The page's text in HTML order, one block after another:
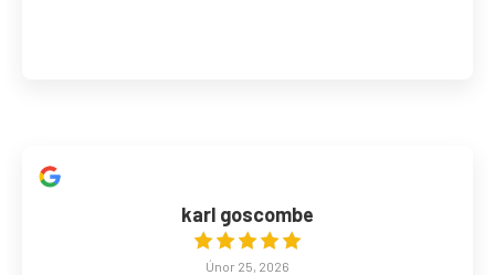
karl goscombe
Únor 25, 2026